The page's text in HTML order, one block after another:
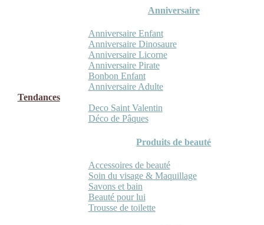
Anniversaire
Anniversaire Enfant
Anniversaire Dinosaure
Anniversaire Licorne
Anniversaire Pirate
Bonbon Enfant
Anniversaire Adulte
Tendances
Deco Saint Valentin
Déco de Pâques
Produits de beauté
Accessoires de beauté
Soin du visage & Maquillage
Savons et bain
Beauté pour lui
Trousse de toilette